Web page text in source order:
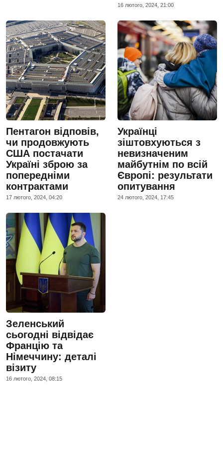
16 лютого, 2024, 21:00
Пентагон відповів,
чи продовжують
США постачати
Україні зброю за
попередніми
контрактами
17 лютого, 2024, 04:20
Українці
зіштовхуються з
невизначеним
майбутнім по всій
Європі: результати
опитування
24 лютого, 2024, 17:45
Зеленський
сьогодні відвідає
Францію та
Німеччину: деталі
візиту
16 лютого, 2024, 08:15